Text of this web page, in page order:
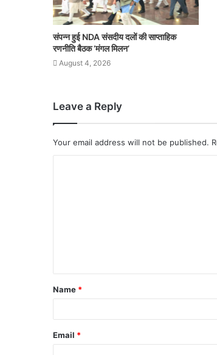
संपन्न हुई NDA संसदीय दलों की साप्ताहिक
रणनीति बैठक ‘मंगल मिलन’
August 4, 2026
Leave a Reply
Your email address will not be published.
Name *
Email *